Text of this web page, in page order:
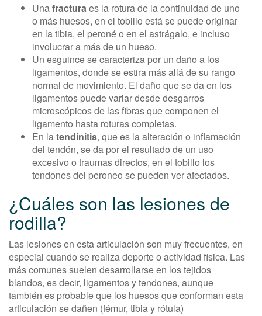
Unafracturaes la rotura de la continuidad de uno
o más huesos, en el tobillo está se puede originar
en la tibia, el peroné o en el astrágalo, e incluso
involucrar a más de un hueso.
Un esguince se caracteriza por un daño a los
ligamentos, donde se estira más allá de su rango
normal de movimiento. El daño que se da en los
ligamentos puede variar desde desgarros
microscópicos de las fibras que componen el
ligamento hasta roturas completas.
En latendinitis, que es la alteración o inflamación
del tendón, se da por el resultado de un uso
excesivo o traumas directos, en el tobillo los
tendones del peroneo se pueden ver afectados.
¿Cuáles son las lesiones de
rodilla?
Las lesiones en esta articulación son muy frecuentes, en
especial cuando se realiza deporte o actividad física. Las
más comunes suelen desarrollarse en los tejidos
blandos, es decir, ligamentos y tendones, aunque
también es probable que los huesos que conforman esta
articulación se dañen (fémur, tibia y rótula)